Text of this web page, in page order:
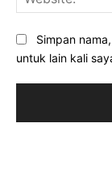
Simpan
untuk lain kali